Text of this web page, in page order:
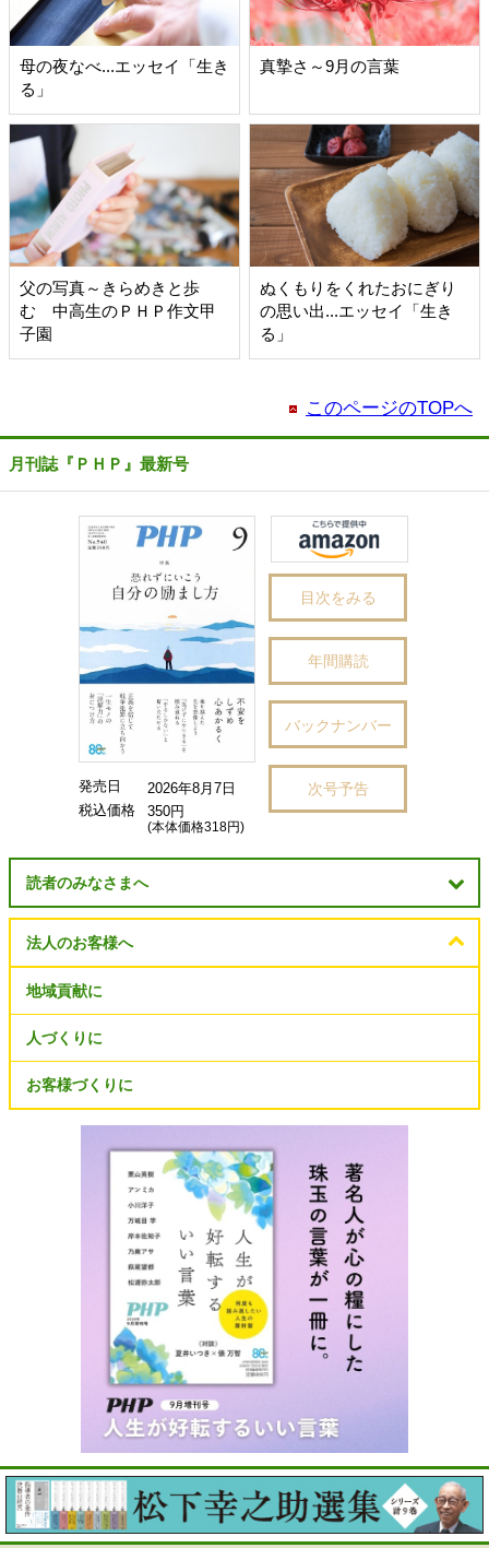
母の夜なべ...エッセイ「生き
る」
真摯さ～9月の言葉
父の写真～きらめきと歩
む 中高生のＰＨＰ作文甲
子園
ぬくもりをくれたおにぎり
の思い出...エッセイ「生き
る」
このページのTOPへ
月刊誌『ＰＨＰ』最新号
発売日
2026年8月7日
税込価格
350円
(本体価格318円)
目次をみる
年間購読
バックナンバー
次号予告
読者のみなさまへ
法人のお客様へ
地域貢献に
人づくりに
お客様づくりに